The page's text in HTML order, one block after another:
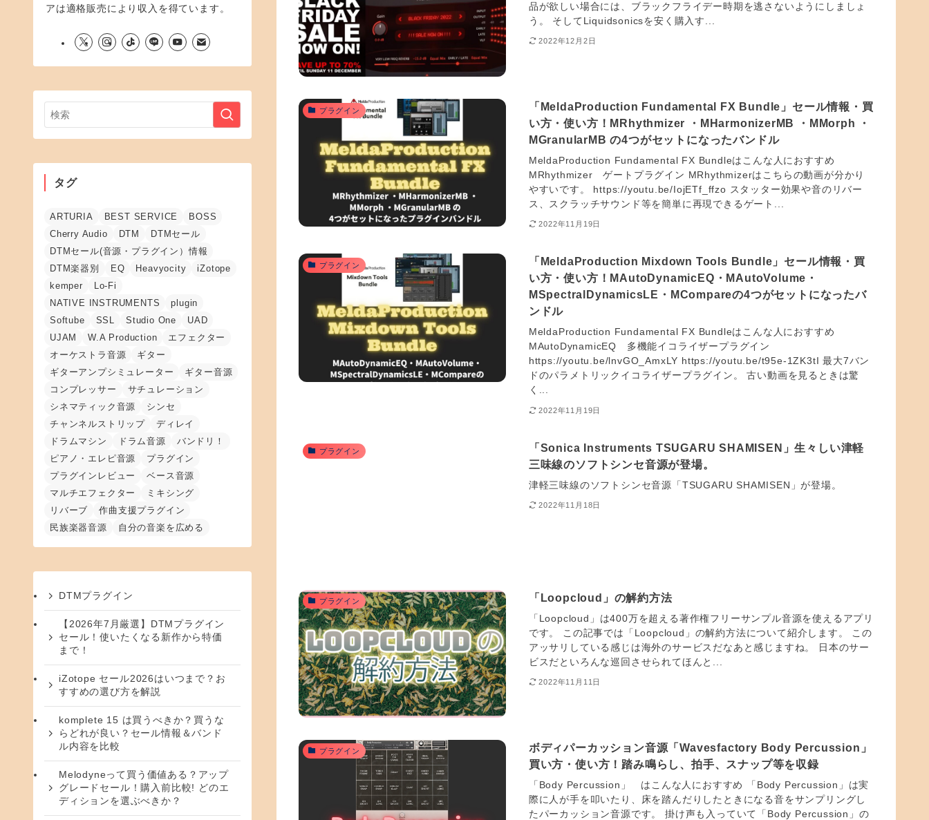
品が欲しい場合には、ブラックフライデー時期を逃さないようにしましょ
う。 そしてLiquidsonicsを安く購入す...
2022年12月2日
プラグイン
「MeldaProduction Fundamental FX Bundle」セール情報・買
い方・使い方！MRhythmizer ・MHarmonizerMB ・MMorph ・
MGranularMB の4つがセットになったバンドル
MeldaProduction Fundamental FX Bundleはこんな人におすすめ
MRhythmizer ゲートプラグイン MRhythmizerはこちらの動画が分かり
やすいです。 https://youtu.be/IojETf_ffzo スタッター効果や音のリバー
ス、スクラッチサウンド等を簡単に再現できるゲート...
2022年11月19日
プラグイン
「MeldaProduction Mixdown Tools Bundle」セール情報・買
い方・使い方！MAutoDynamicEQ・MAutoVolume・
MSpectralDynamicsLE・MCompareの4つがセットになったバ
ンドル
MeldaProduction Fundamental FX Bundleはこんな人におすすめ
MAutoDynamicEQ 多機能イコライザープラグイン
https://youtu.be/lnvGO_AmxLY https://youtu.be/t95e-1ZK3tI 最大7バン
ドのパラメトリックイコライザープラグイン。 古い動画を見るときは驚
く...
2022年11月19日
プラグイン
「Sonica Instruments TSUGARU SHAMISEN」生々しい津軽
三味線のソフトシンセ音源が登場。
津軽三味線のソフトシンセ音源「TSUGARU SHAMISEN」が登場。
2022年11月18日
プラグイン 「Loopcloud」の解約方法
「Loopcloud」は400万を超える著作権フリーサンプル音源を使えるアプリ
です。 この記事では「Loopcloud」の解約方法について紹介します。 この
アッサリしている感じは海外のサービスだなあと感じますね。 日本のサー
ビスだといろんな巡回させられてほんと...
2022年11月11日
プラグイン
ボディパーカッション音源「Wavesfactory Body Percussion」
買い方・使い方！踏み鳴らし、拍手、スナップ等を収録
「Body Percussion」 はこんな人におすすめ 「Body Percussion」は実
際に人が手を叩いたり、床を踏んだりしたときになる音をサンプリングし
たパーカッション音源です。 掛け声も入っていて「Body Percussion」の
アは適格販売により収入を得ています。
タグ
ARTURIA BEST SERVICE
BOSS
Cherry Audio
DTM
DTMセール
DTMセール(音源・プラグイン）情報
DTM楽器別
EQ Heavyocity
iZotope
kemper
Lo-Fi
NATIVE INSTRUMENTS
plugin
Softube
SSL Studio One
UAD
UJAM
W.A Production
エフェクター
オーケストラ音源
ギター
ギターアンプシミュレーター
ギター音源
コンプレッサー
サチュレーション
シネマティック音源
シンセ
チャンネルストリップ
ディレイ
ドラムマシン
ドラム音源
バンドリ！
ピアノ・エレピ音源
プラグイン
プラグインレビュー
ベース音源
マルチエフェクター
ミキシング
リバーブ
作曲支援プラグイン
民族楽器音源
自分の音楽を広める
DTMプラグイン
【2026年7月厳選】DTMプラグイン
セール！使いたくなる新作から特価
まで！
iZotope セール2026はいつまで？お
すすめの選び方を解説
komplete 15 は買うべきか？買うな
らどれが良い？セール情報＆バンド
ル内容を比較
Melodyneって買う価値ある？アップ
グレードセール！購入前比較! どのエ
ディションを選ぶべきか？